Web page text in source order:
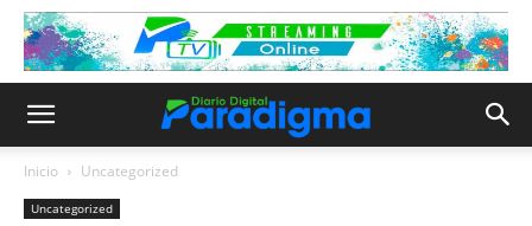
Inicio Uncategorized
Uncategorized